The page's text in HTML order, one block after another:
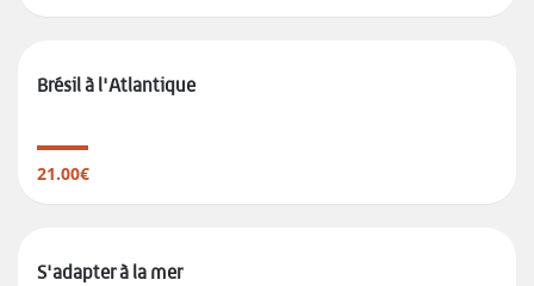
Brésil à l'Atlantique
21.00€
S'adapter à la mer